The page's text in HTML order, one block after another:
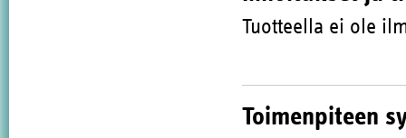
Tuotteella ei ole
Toimenpiteen